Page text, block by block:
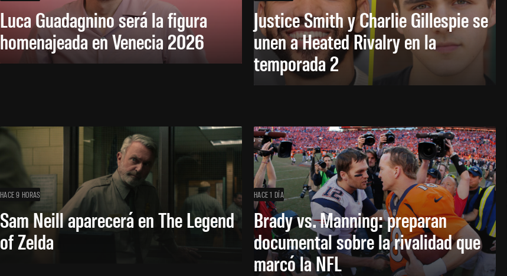
Luca Guadagnino será la figura
homenajeada en Venecia 2026
Justice Smith y Charlie Gillespie se
unen a Heated Rivalry en la
temporada 2
HACE 9 HORAS
Sam Neill aparecerá en The Legend
of Zelda
HACE 1 DÍA
Brady vs. Manning: preparan
documental sobre la rivalidad que
marcó la NFL